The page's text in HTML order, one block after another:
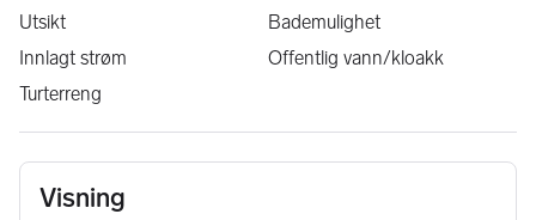
Utsikt
Bademulighet
Innlagt strøm
Offentlig vann/kloakk
Turterreng
Visning